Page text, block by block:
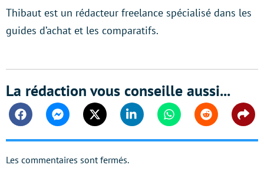
Thibaut est un rédacteur freelance spécialisé dans les
guides d’achat et les comparatifs.
La rédaction vous conseille aussi...
FacebookMessengerTwitter Linkedin WhatsappReddit
Les commentaires sont fermés.